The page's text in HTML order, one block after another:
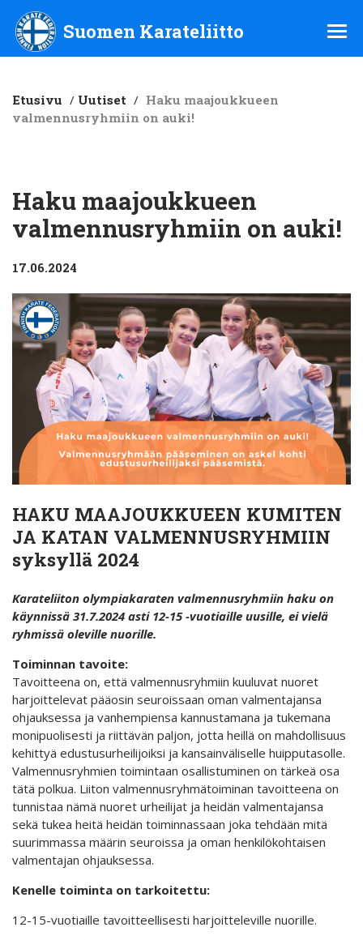
Suomen Karateliitto ry
Suomen Karateliitto
Etusivu / Uutiset / Haku maajoukkueen
valmennusryhmiin on auki!
Haku maajoukkueen
valmennusryhmiin on auki!
17.06.2024
HAKU MAAJOUKKUEEN KUMITEN
JA KATAN VALMENNUSRYHMIIN
syksyllä 2024
Karateliiton olympiakaraten valmennusryhmiin haku on
käynnissä 31.7.2024 asti 12-15 -vuotiaille uusille, ei vielä
ryhmissä oleville nuorille.
Toiminnan tavoite:
Tavoitteena on, että valmennusryhmiin kuuluvat nuoret
harjoittelevat pääosin seuroissaan oman valmentajansa
ohjauksessa ja vanhempiensa kannustamana ja tukemana
monipuolisesti ja riittävän paljon, jotta heillä on mahdollisuus
kehittyä edustusurheilijoiksi ja kansainväliselle huipputasolle.
Valmennusryhmien toimintaan osallistuminen on tärkeä osa
tätä polkua. Liiton valmennusryhmätoiminan tavoitteena on
tunnistaa nämä nuoret urheilijat ja heidän valmentajansa
sekä tukea heitä heidän toiminnassaan joka tehdään mitä
suurimmassa määrin seuroissa ja oman henkilökohtaisen
valmentajan ohjauksessa.
Kenelle toiminta on tarkoitettu:
12-15-vuotiaille tavoitteellisesti harjoitteleville nuorille.